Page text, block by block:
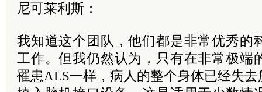
尼可莱利斯：
我知道这个团队，他们都是非常优秀的
工作。但我仍然认为，只有在非常极端
罹患ALS一样，病人的整个身体已经失